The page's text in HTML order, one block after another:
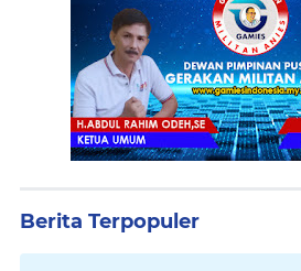
Berita Terpopuler